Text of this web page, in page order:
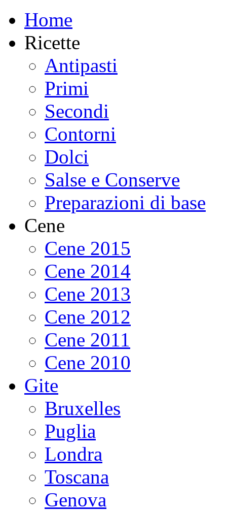
Home
Ricette
Antipasti
Primi
Secondi
Contorni
Dolci
Salse e Conserve
Preparazioni di base
Cene
Cene 2015
Cene 2014
Cene 2013
Cene 2012
Cene 2011
Cene 2010
Gite
Bruxelles
Puglia
Londra
Toscana
Genova